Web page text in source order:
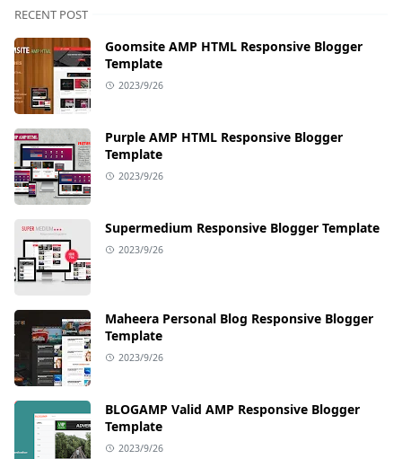
RECENT POST
Goomsite AMP HTML Responsive Blogger
Template
2023/9/26
Purple AMP HTML Responsive Blogger
Template
2023/9/26
Supermedium Responsive Blogger Template
2023/9/26
Maheera Personal Blog Responsive Blogger
Template
2023/9/26
BLOGAMP Valid AMP Responsive Blogger
Template
2023/9/26